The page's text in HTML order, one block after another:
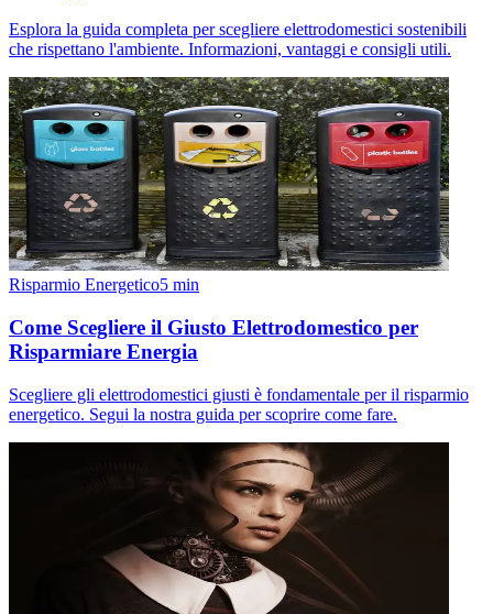
Esplora la guida completa per scegliere elettrodomestici sostenibili
che rispettano l'ambiente. Informazioni, vantaggi e consigli utili.
Risparmio Energetico5 min
Come Scegliere il Giusto Elettrodomestico per
Risparmiare Energia
Scegliere gli elettrodomestici giusti è fondamentale per il risparmio
energetico. Segui la nostra guida per scoprire come fare.